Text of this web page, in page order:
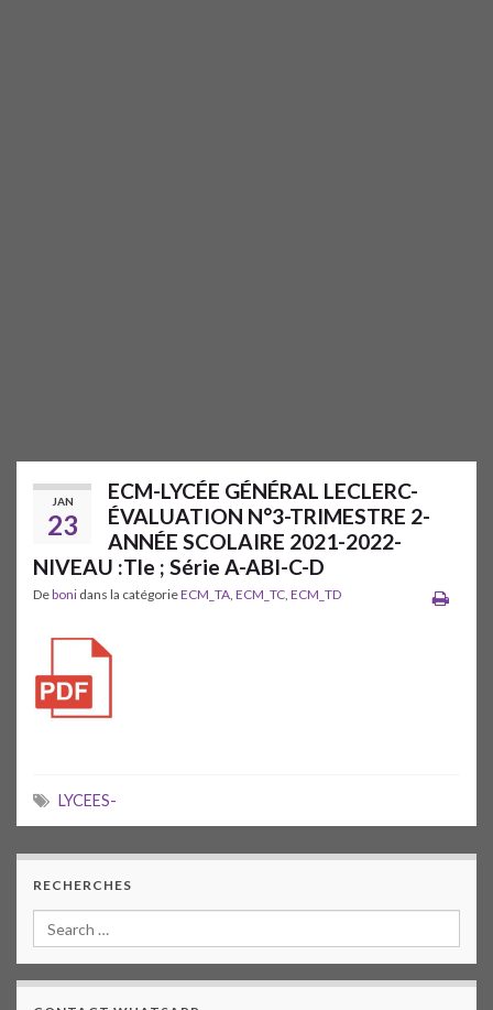
JAN
23
ECM-LYCÉE GÉNÉRAL LECLERC-
ÉVALUATION N°3-TRIMESTRE 2-
ANNÉE SCOLAIRE 2021-2022-
NIVEAU :Tle ; Série A-ABI-C-D
Deboni dans la catégorieECM_TA, ECM_TC, ECM_TD
LYCEES-
RECHERCHES